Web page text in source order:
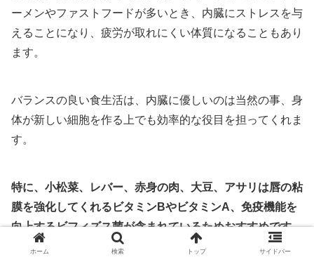
ーメンやファストフードが多いとき、内臓にストレスを与
えることになり、疲労が取れにくい体質になることもあり
ます。
バランスの良い食生活は、内臓に優しいのは当然の事、身
体が新しい細胞を作る上でも効率的な役目を担ってくれま
す。
特に、小松菜、レバー、赤身の肉、大豆、アサリは唇の粘
膜を強化してくれるビタミンBやビタミンA、免疫機能を
向上するビフィズス菌が含まれているためおすすめです。
ホーム 検索 トップ サイドバー